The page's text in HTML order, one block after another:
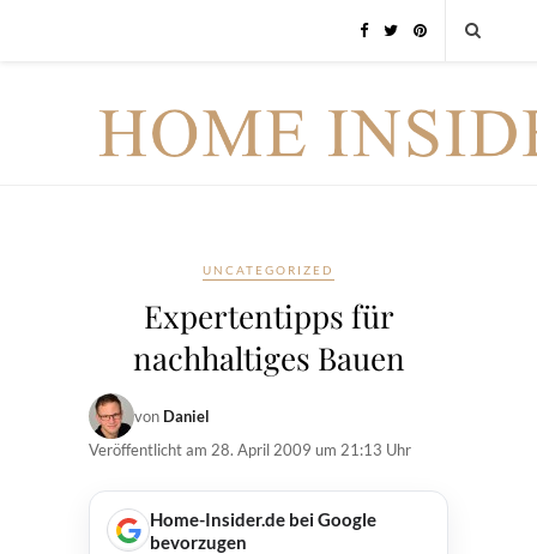
UNCATEGORIZED
Expertentipps für
nachhaltiges Bauen
von Daniel
Veröffentlicht am 28. April 2009 um 21:13 Uhr
Home-Insider.de bei Google
bevorzugen